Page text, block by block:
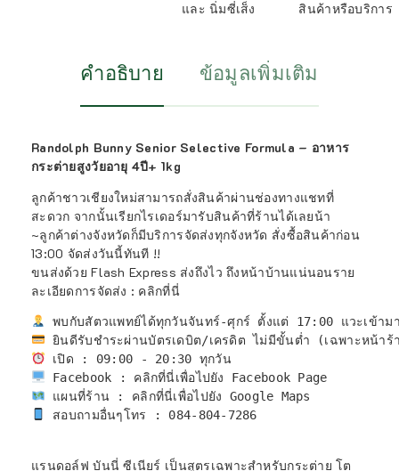
และ นิ่มซี่เส็ง สินค้าหรือบริการ
คำอธิบาย ข้อมูลเพิ่มเติม
Randolph Bunny Senior Selective Formula – อาหาร
กระต่ายสูงวัยอายุ 4ปี+ 1kg
ลูกค้าชาวเชียงใหม่สามารถสั่งสินค้าผ่านช่องทางแชทที่
สะดวก จากนั้นเรียกไรเดอร์มารับสินค้าที่ร้านได้เลยน้า
~ลูกค้าต่างจังหวัดก็มีบริการจัดส่งทุกจังหวัด สั่งซื้อสินค้าก่อน
13:00 จัดส่งวันนี้ทันที !!
ขนส่งด้วย Flash Express ส่งถึงไว ถึงหน้าบ้านแน่นอนราย
ละเอียดการจัดส่ง : คลิกที่นี่
เปิด : 09:00 - 20:30 ทุกวัน
แผนที่ร้าน : คลิกที่นี่เพื่อไปยัง Google Maps
สอบถามอื่นๆโทร : 084-804-7286
แรนดอล์ฟ บันนี่ ซีเนียร์ เป็นสูตรเฉพาะสำหรับกระต่าย โต